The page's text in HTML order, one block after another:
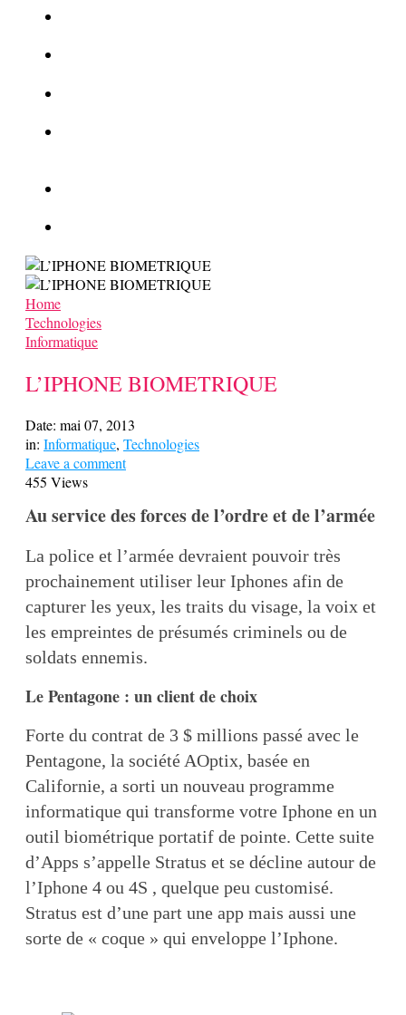
Home
Technologies
Informatique
L’IPHONE BIOMETRIQUE
Date: mai 07, 2013
in: Informatique, Technologies
Leave a comment
455 Views
Au service des forces de l’ordre et de l’armée
La police et l’armée devraient pouvoir très
prochainement utiliser leur Iphones afin de
capturer les yeux, les traits du visage, la voix et
les empreintes de présumés criminels ou de
soldats ennemis.
Le Pentagone : un client de choix
Forte du contrat de 3 $ millions passé avec le
Pentagone, la société AOptix, basée en
Californie, a sorti un nouveau programme
informatique qui transforme votre Iphone en un
outil biométrique portatif de pointe. Cette suite
d’Apps s’appelle Stratus et se décline autour de
l’Iphone 4 ou 4S , quelque peu customisé.
Stratus est d’une part une app mais aussi une
sorte de « coque » qui enveloppe l’Iphone.